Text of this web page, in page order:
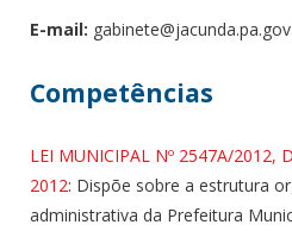
E-mail:
Competências
LEI MUNICIPAL Nº 2547A/2012,
2012: Dispõe sobre a estrutura
administrativa da Prefeitura